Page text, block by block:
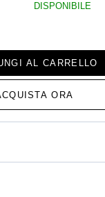
DISPONIBILE
AL CARRELLO
ORA